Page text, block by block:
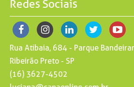
Redes Sociais
Rua Atibaia, 684 - Parque
Ribeirão Preto - SP
(16) 3627-4502